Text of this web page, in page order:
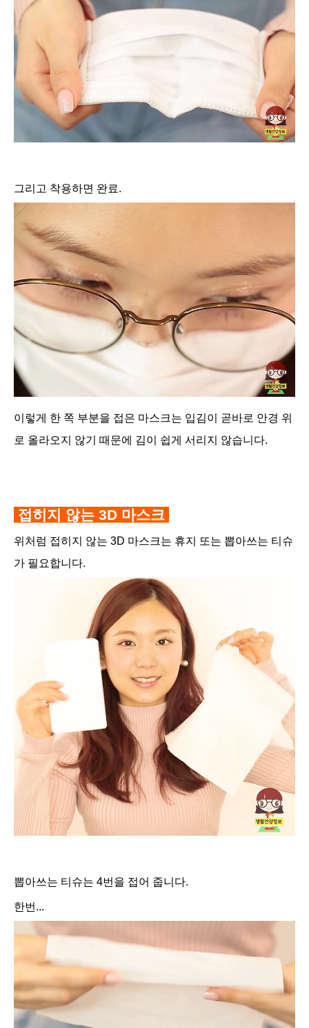
그리고 착용하면 완료.
이렇게 한 쪽 부분을 접은 마스크는 입김이 곧바로 안경 위
로 올라오지 않기 때문에 김이 쉽게 서리지 않습니다.
접히지 않는 3D 마스크
위처럼 접히지 않는 3D 마스크는 휴지 또는 뽑아쓰는 티슈
가 필요합니다.
뽑아쓰는 티슈는 4번을 접어 줍니다.
한번...